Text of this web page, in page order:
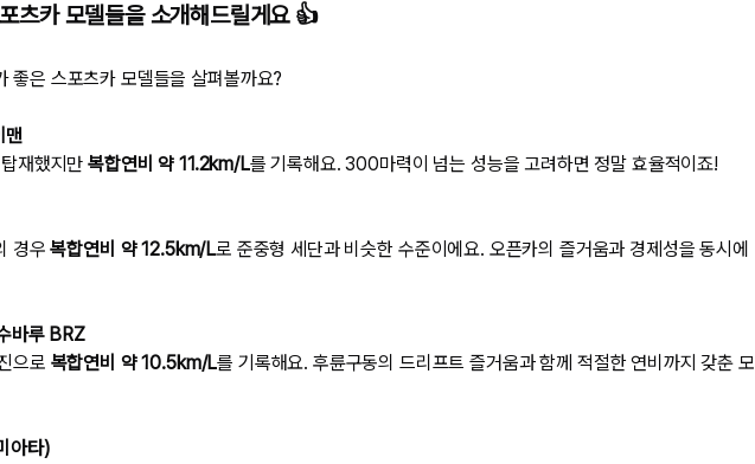
츠카 모델들을 소개해드릴게요 👍
좋은 스포츠카 모델들을 살펴볼까요?
맨
재했지만복합연비 약 11.2km/L를 기록해요. 300마력이 넘는 성능을 고려하면 정말 효율적이죠!
경우복합연비 약 12.5km/L로 준중형 세단과 비슷한 수준이에요. 오픈카의 즐거움과 경제성을 동시에
바루 BRZ
으로 복합연비 약 10.5km/L를 기록해요. 후륜구동의 드리프트 즐거움과 함께 적절한 연비까지 갖춘 모
아타)